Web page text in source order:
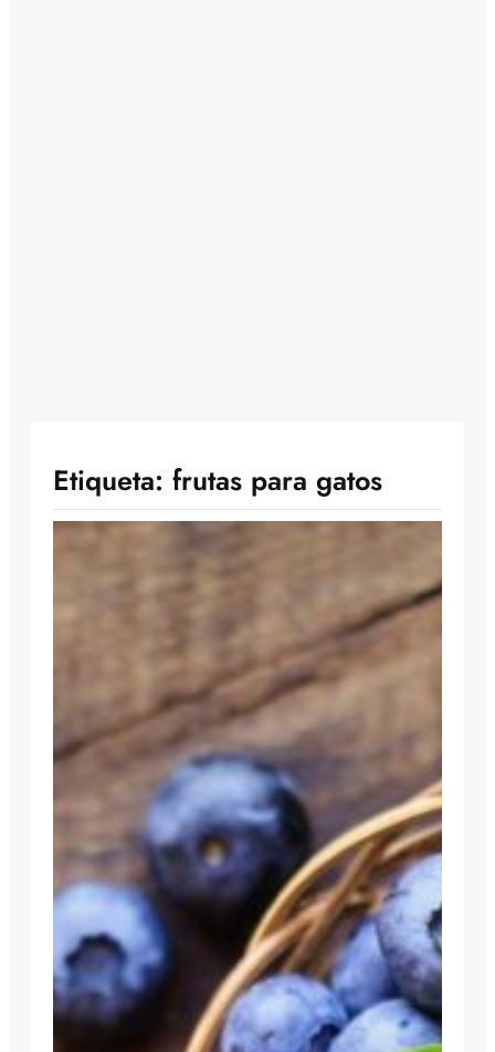
Etiqueta: frutas para gatos